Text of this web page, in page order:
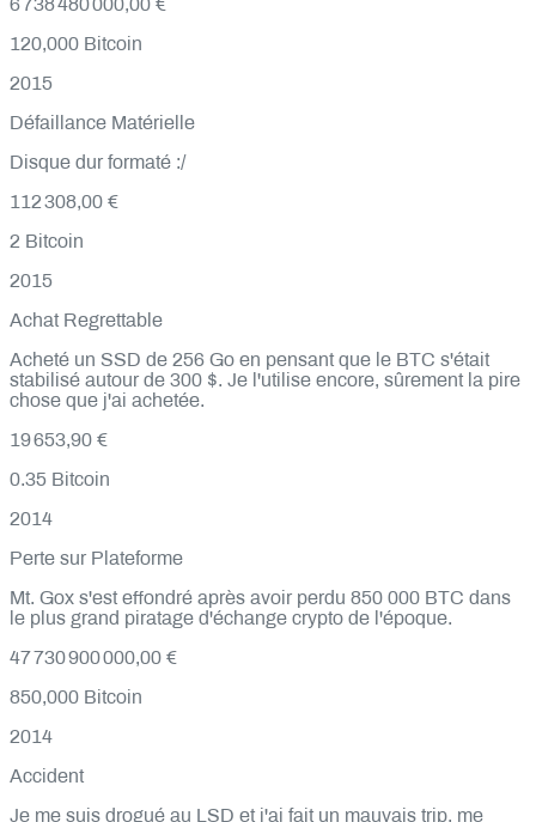
6 738 480 000,00 €
120,000 Bitcoin
2015
Défaillance Matérielle
Disque dur formaté :/
112 308,00 €
2 Bitcoin
2015
Achat Regrettable
Acheté un SSD de 256 Go en pensant que le BTC s'était
stabilisé autour de 300 $. Je l'utilise encore, sûrement la pire
chose que j'ai achetée.
19 653,90 €
0.35 Bitcoin
2014
Perte sur Plateforme
Mt. Gox s'est effondré après avoir perdu 850 000 BTC dans
le plus grand piratage d'échange crypto de l'époque.
47 730 900 000,00 €
850,000 Bitcoin
2014
Accident
Je me suis drogué au LSD et j'ai fait un mauvais trip, me